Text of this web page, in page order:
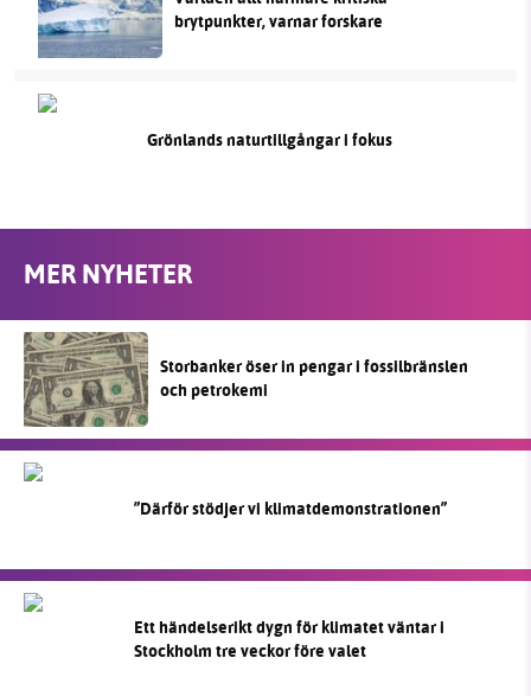
brytpunkter, varnar forskare
Grönlands naturtillgångar i fokus
MER NYHETER
Storbanker öser in pengar i fossilbränslen
och petrokemi
”Därför stödjer vi klimatdemonstrationen”
Ett händelserikt dygn för klimatet väntar i
Stockholm tre veckor före valet